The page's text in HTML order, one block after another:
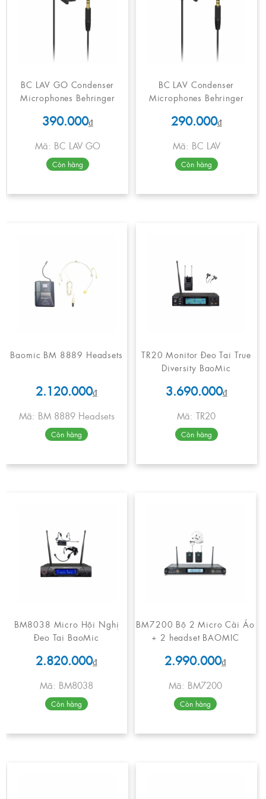
BC LAV GO Condenser
Microphones Behringer
390.000₫
Mã: BC LAV GO
Còn hàng
BC LAV Condenser
Microphones Behringer
290.000₫
Mã: BC LAV
Còn hàng
Baomic BM 8889 Headsets
2.120.000₫
Mã: BM 8889 Headsets
Còn hàng
TR20 Monitor Đeo Tai True
Diversity BaoMic
3.690.000₫
Mã: TR20
Còn hàng
BM8038 Micro Hội Nghị
Đeo Tai BaoMic
2.820.000₫
Mã: BM8038
Còn hàng
BM7200 Bộ 2 Micro Cài Áo
+ 2 headset BAOMIC
2.990.000₫
Mã: BM7200
Còn hàng